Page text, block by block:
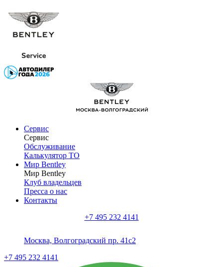
Сервис
Сервис
Обслуживание
Калькулятор ТО
Мир Bentley
Мир Bentley
Клуб владельцев
Пресса о нас
Контакты
+7 495 232 4141
Москва, Волгоградский пр. 41с2
+7 495 232 4141